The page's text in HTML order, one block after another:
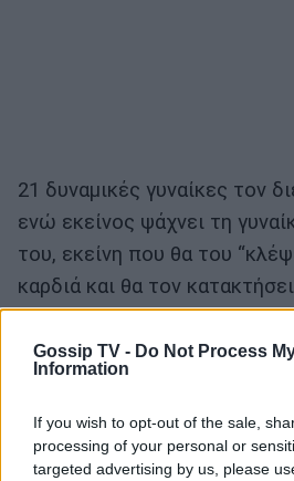
Gossip TV - Do Not Process
Information
If you wish to opt-out of the sale,
processing of your personal or
targeted advertising by us, please
21 δυναμικές γυναίκες τον
ενώ εκείνος ψάχνει τη
του, εκείνη που θα του
καρδιά και θα τον
και την προσωπικότητα της.
Ονειρικά ραντεβού,
φέρουν τον Bachelor πιο
μοναδική γυναίκα που θα